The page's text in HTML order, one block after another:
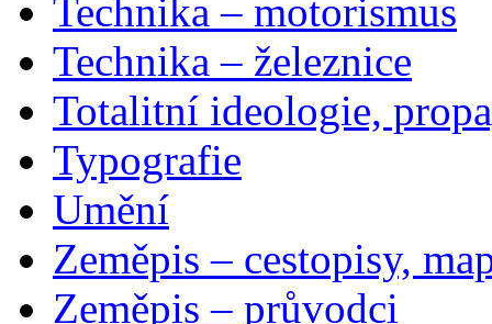
Technika – motorismus
Technika – železnice
Totalitní ideologie,
Typografie
Umění
Zeměpis – cestopisy,
Zeměpis – průvodci